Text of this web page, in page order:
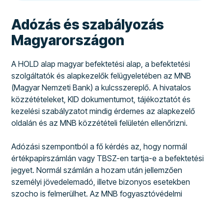
Adózás és szabályozás
Magyarországon
A HOLD alap magyar befektetési alap, a befektetési
szolgáltatók és alapkezelők felügyeletében az MNB
(Magyar Nemzeti Bank) a kulcsszereplő. A hivatalos
közzétételeket, KID dokumentumot, tájékoztatót és
kezelési szabályzatot mindig érdemes az alapkezelő
oldalán és az MNB közzétételi felületén ellenőrizni.
Adózási szempontból a fő kérdés az, hogy normál
értékpapírszámlán vagy TBSZ-en tartja-e a befektetési
jegyet. Normál számlán a hozam után jellemzően
személyi jövedelemadó, illetve bizonyos esetekben
szocho is felmerülhet. Az MNB fogyasztóvédelmi